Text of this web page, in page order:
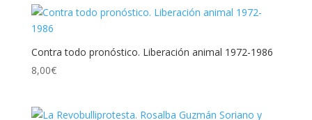
Contra todo pronóstico. Liberación animal 1972-1986
8,00€